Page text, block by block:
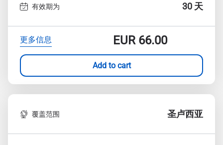
有效期为 30 天
更多信息 EUR66.00
Add to cart
覆盖范围 圣卢西亚